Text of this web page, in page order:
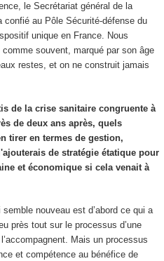
le Secrétariat général de la
au Pôle Sécurité-défense du
unique en France. Nous
souvent, marqué par son âge
restes, et on ne construit jamais
de la crise sanitaire congruente à
de deux ans après, quels
tirer en termes de gestion,
de stratégie étatique pour
et économique si cela venait à
nouveau est d’abord ce qui a
près tout sur le processus d’une
Mais un processus
et compétence au bénéfice de